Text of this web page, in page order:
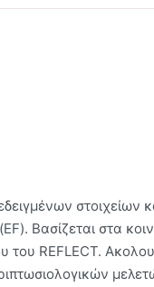
στοιχείων
Βασίζεται στα
REFLECT.